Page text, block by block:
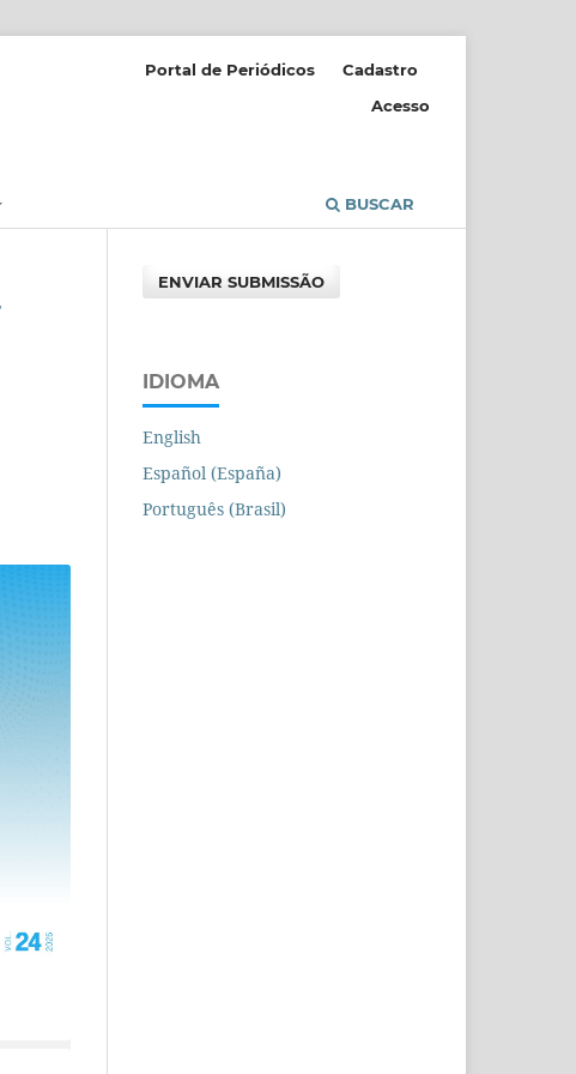
BUSCAR
Portal de Periódicos
Cadastro
Acesso
ENVIAR SUBMISSÃO
IDIOMA
English
Español (España)
Português (Brasil)